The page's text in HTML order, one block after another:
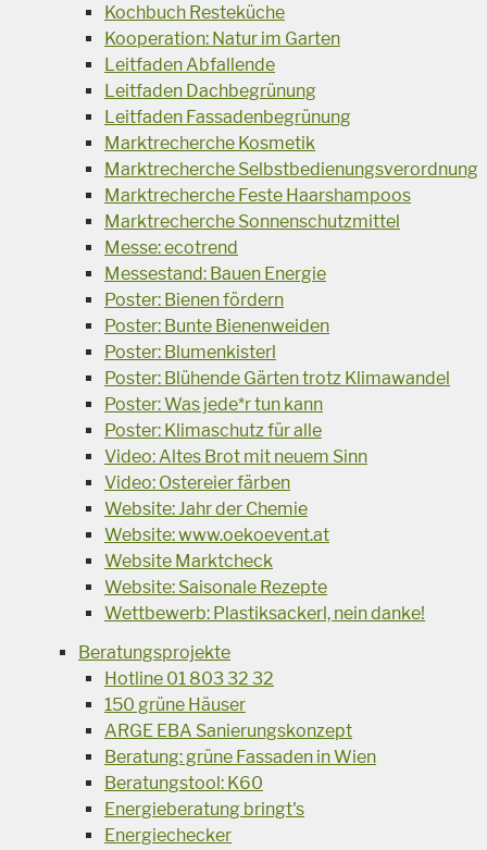
Kochbuch Resteküche
Kooperation: Natur im Garten
Leitfaden Abfallende
Leitfaden Dachbegrünung
Leitfaden Fassadenbegrünung
Marktrecherche Kosmetik
Marktrecherche Selbstbedienungsverordnung
Marktrecherche Feste Haarshampoos
Marktrecherche Sonnenschutzmittel
Messe: ecotrend
Messestand: Bauen Energie
Poster: Bienen fördern
Poster: Bunte Bienenweiden
Poster: Blumenkisterl
Poster: Blühende Gärten trotz Klimawandel
Poster: Was jede*r tun kann
Poster: Klimaschutz für alle
Video: Altes Brot mit neuem Sinn
Video: Ostereier färben
Website: Jahr der Chemie
Website: www.oekoevent.at
Website Marktcheck
Website: Saisonale Rezepte
Wettbewerb: Plastiksackerl, nein danke!
Beratungsprojekte
Hotline 01 803 32 32
150 grüne Häuser
ARGE EBA Sanierungskonzept
Beratung: grüne Fassaden in Wien
Beratungstool: K60
Energieberatung bringt's
Energiechecker